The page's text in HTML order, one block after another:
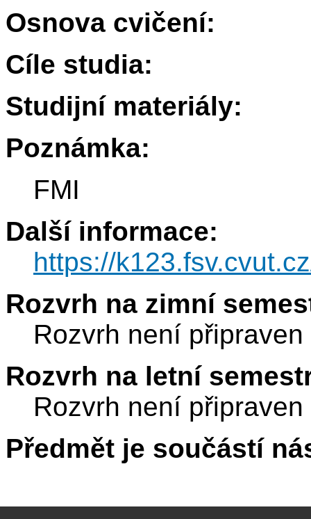
Osnova cvičení:
Cíle studia:
Studijní materiály:
Poznámka:
FMI
Další informace:
https://
Rozvrh na zimní
Rozvrh není připraven
Rozvrh na letní
Rozvrh není připraven
Předmět je součástí